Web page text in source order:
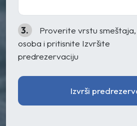
3.
Proverite vrstu
osoba i pritisnite Izvršite
predrezervaciju
Izvrši